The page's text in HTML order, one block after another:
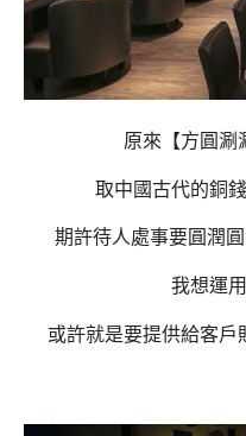
原來【方圓涮
取中國古代的銅
期許待人處事要圓潤
我想運
或許就是要提供給客戶